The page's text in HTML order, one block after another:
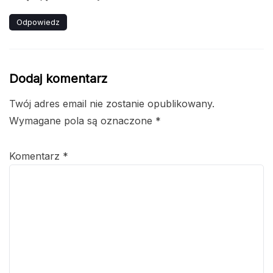
Odpowiedz
Dodaj komentarz
Twój adres email nie zostanie opublikowany.
Wymagane pola są oznaczone *
Komentarz *